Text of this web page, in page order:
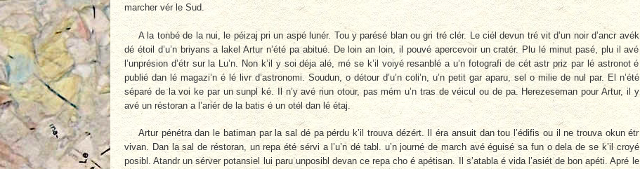
marcher vér le Sud.
A la tonbé de la nui, le péizaj pri un aspé lunér. Tou y parésé blan ou gri tré clér. Le ciél devun tré vit d’un noir d’ancr avék
dé étoil d’u’n briyans a lakel Artur n’été pa abitué. De loin an loin, il pouvé apercevoir un cratér. Plu lé minut pasé, plu il avé
l’unprésion d’étr sur la Lu’n. Non k’il y soi déja alé, mé se k’il voiyé resanblé a u’n fotografi de cét astr priz par lé astronot é
publié dan lé magazi’n é lé livr d’astronomi. Soudun, o détour d’u’n coli’n, u’n petit gar aparu, sel o milie de nul par. El n’été
séparé de la voi ke par un sunpl ké. Il n’y avé riun otour, pas mém u’n tras de véicul ou de pa. Herezeseman pour Artur, il y
avé un réstoran a l’ariér de la batis é un otél dan lé étaj.
Artur pénétra dan le batiman par la sal dé pa pérdu k’il trouva dézért. Il éra ansuit dan tou l’édifis ou il ne trouva okun étr
vivan. Dan la sal de réstoran, un repa été sérvi a l’u’n dé tabl. u’n journé de march avé éguisé sa fun o dela de se k’il croyé
posibl. Atandr un sérver potansiel lui paru unposibl devan ce repa cho é apétisan. Il s’atabla é vida l’asiét de bon apéti. Apré le